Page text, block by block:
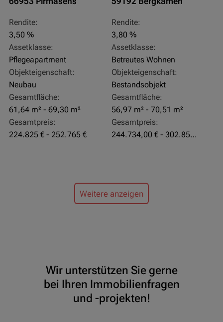
Rendite:
3,50 %
Assetklasse:
Pflegeapartment
Objekteigenschaft:
Neubau
Gesamtfläche:
61,64 m² - 69,30 m²
Gesamtpreis:
224.825 € - 252.765 €
Rendite:
3,80 %
Assetklasse:
Betreutes Wohnen
Objekteigenschaft:
Bestandsobjekt
Gesamtfläche:
56,97 m² - 70,51 m²
Gesamtpreis:
244.734,00 € - 302.855,00 €
Weitere anzeigen
Wir unterstützen Sie gerne
bei Ihren Immobilienfragen
und -projekten!